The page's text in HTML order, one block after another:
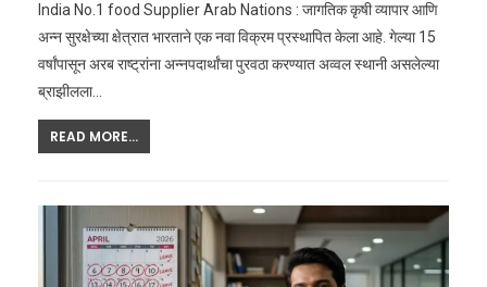
India No.1 food Supplier Arab Nations : जागतिक कृषी व्यापार आणि
अन्न सुरक्षेच्या क्षेत्रात भारताने एक नवा विक्रम प्रस्थापित केला आहे. गेल्या 15
वर्षांपासून अरब राष्ट्रांना अन्नपदार्थांचा पुरवठा करण्यात अव्वल स्थानी असलेल्या
ब्राझीलला…
READ MORE...